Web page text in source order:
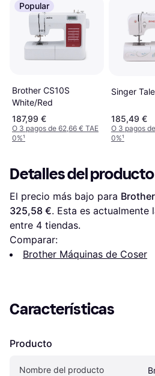
Popular
Brother CS10S
White/Red
187,99 €
O 3 pagos de 62,66 € TAE
0%¹
Singer
185,49 €
O 3 pagos
0%¹
Detalles del producto
El precio más bajo para
325,58 €. Esta es actualmente
entre 4 tiendas.
Comparar:
Brother Máquinas de Coser
Características
Producto
Nombre del producto